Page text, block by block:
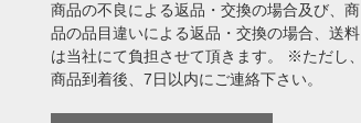
商品の不良による返品・交換の場合及び、商
品の品目違いによる返品・交換の場合、送料
は当社にて負担させて頂きます。 ※ただし、
商品到着後、7日以内にご連絡下さい。